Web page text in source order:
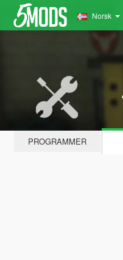
Norsk
PROGRAMMER